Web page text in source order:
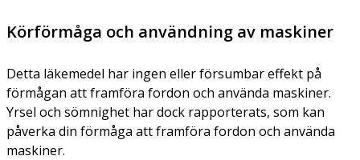
Körförmåga och användning av maskiner
Detta läkemedel har ingen eller försumbar effekt på
förmågan att framföra fordon och använda maskiner.
Yrsel och sömnighet har dock rapporterats, som kan
påverka din förmåga att framföra fordon och använda
maskiner.